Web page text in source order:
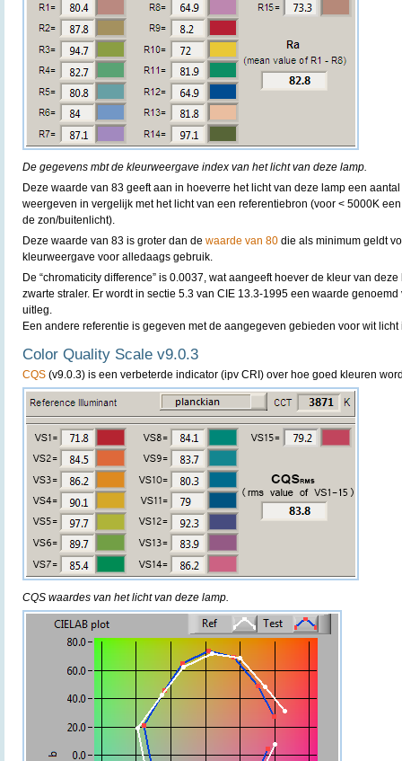
De gegevens mbt de kleurweergave index van het licht van deze lamp.
Deze waarde van 83 geeft aan in hoeverre het licht van deze lamp een
weergeven in vergelijk met het licht van een referentiebron (voor < 5000K
de zon/buitenlicht).
Deze waarde van 83 is groter dan de waarde van 80 die als minimum geldt
kleurweergave voor alledaags gebruik.
De “chromaticity difference” is 0.0037, wat aangeeft hoever de kleur van
zwarte straler. Er wordt in sectie 5.3 van CIE 13.3-1995 een waarde
uitleg.
Een andere referentie is gegeven met de aangegeven gebieden voor wit
Color Quality Scale v9.0.3
CQS (v9.0.3) is een verbeterde indicator (ipv CRI) over hoe goed kleuren
CQS waardes van het licht van deze lamp.